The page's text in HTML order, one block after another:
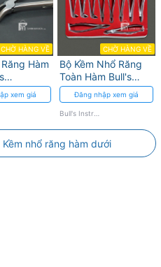
CHỜ HÀNG VỀ
Hàm
- Thép
xem giá
CHỜ HÀNG VỀ
Bộ Kềm Nhổ Răng
Toàn Hàm Bull's
Instrumed - 10 Cái
Đăng nhập xem giá
Bull's Instrumed
nhổ răng hàm dưới